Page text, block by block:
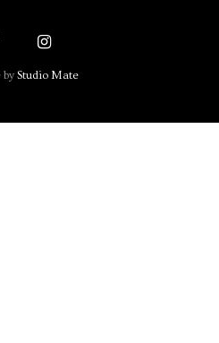
by Studio Mate